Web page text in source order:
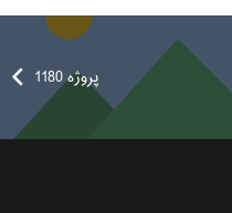
پروژه 1180